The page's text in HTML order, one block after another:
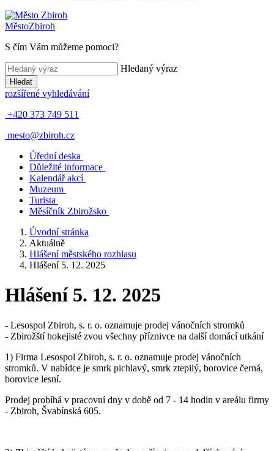
MěstoZbiroh
S čím Vám můžeme pomoci?
Hledaný výraz
Hledat
rozšířené vyhledávání
+420 373 749 511
mesto@zbiroh.cz
Úřední deska
Důležité informace
Kalendář akcí
Muzeum
Turista
Měsíčník Zbirožsko
Úvodní stránka
Aktuálně
Hlášení městského rozhlasu
Hlášení 5. 12. 2025
Hlášení 5. 12. 2025
- Lesospol Zbiroh, s. r. o. oznamuje prodej vánočních stromků
- Zbirožští hokejisté zvou všechny příznivce na další domácí utkání
1) Firma Lesospol Zbiroh, s. r. o. oznamuje prodej vánočních
stromků. V nabídce je smrk pichlavý, smrk ztepilý, borovice černá,
borovice lesní.
Prodej probíhá v pracovní dny v době od 7 - 14 hodin v areálu firmy
- Zbiroh, Švabínská 605.